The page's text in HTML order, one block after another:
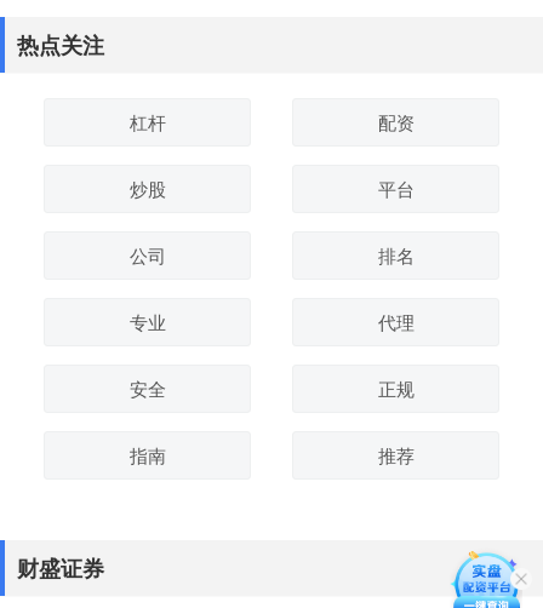
热点关注
杠杆 配资
炒股 平台
公司 排名
专业 代理
安全 正规
指南 推荐
财盛证券